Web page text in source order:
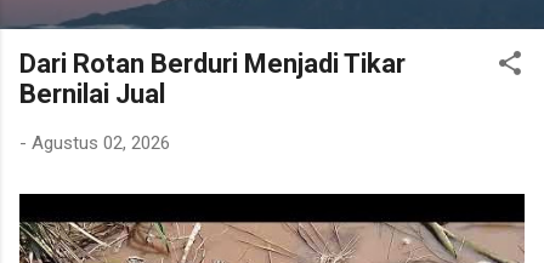
Dari Rotan Berduri Menjadi Tikar
Bernilai Jual
- Agustus 02, 2026